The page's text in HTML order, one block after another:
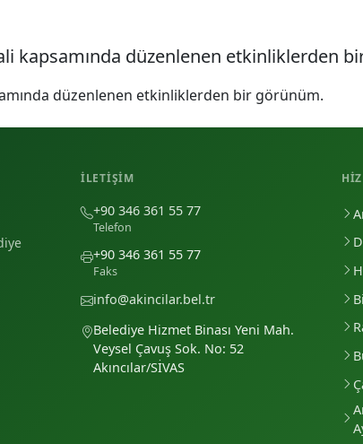
kapsamında düzenlenen etkinliklerden
düzenlenen etkinliklerden bir görünüm.
İLETIŞIM
+90 346 361 55 77
Telefon
+90 346 361 55 77
Faks
info@akincilar.bel.tr
Belediye Hizmet Binası Yeni Mah.
Veysel Çavuş Sok. No: 52
Akıncılar/SİVAS